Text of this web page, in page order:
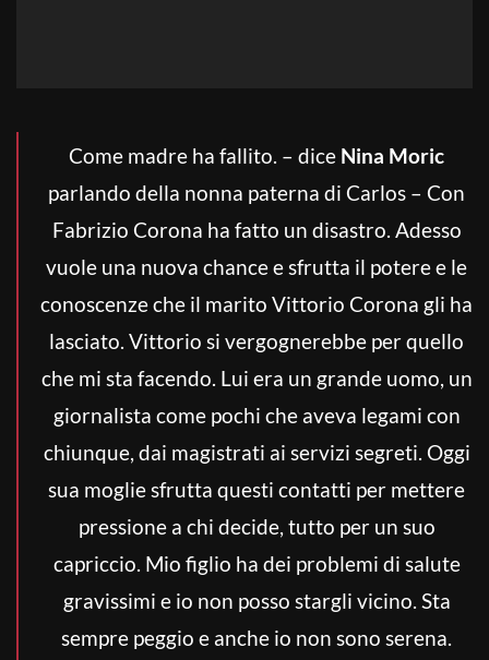
Come madre ha fallito. – dice Nina Moric
parlando della nonna paterna di Carlos – Con
Fabrizio Corona ha fatto un disastro. Adesso
vuole una nuova chance e sfrutta il potere e le
conoscenze che il marito Vittorio Corona gli ha
lasciato. Vittorio si vergognerebbe per quello
che mi sta facendo. Lui era un grande uomo, un
giornalista come pochi che aveva legami con
chiunque, dai magistrati ai servizi segreti. Oggi
sua moglie sfrutta questi contatti per mettere
pressione a chi decide, tutto per un suo
capriccio. Mio figlio ha dei problemi di salute
gravissimi e io non posso stargli vicino. Sta
sempre peggio e anche io non sono serena.